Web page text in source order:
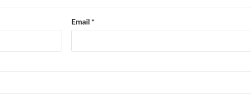
Email*